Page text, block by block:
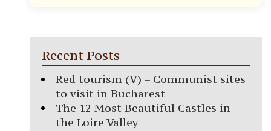
Recent Posts
Red tourism (V) – Communist sites
to visit in Bucharest
The 12 Most Beautiful Castles in
the Loire Valley